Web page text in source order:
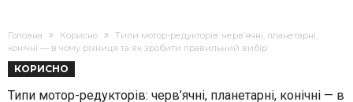
Головна Корисно
Типи мотор-редукторів: черв’ячні, планетарні,
конічні — в чому різниця та як зробити правильний вибір
КОРИСНО
Типи мотор-редукторів: черв’ячні, планетарні, конічні — в